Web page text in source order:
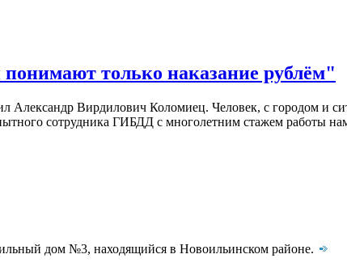
только наказание рублём"
Александр Вирдилович Коломиец. Человек, с городом и
сотрудника ГИБДД с многолетним стажем работы
дом №3, находящийся в Новоильинском районе.